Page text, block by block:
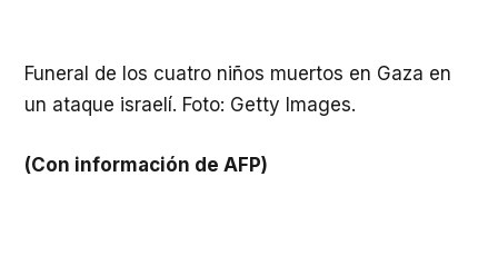
Funeral de los cuatro niños muertos en Gaza en
un ataque israelí. Foto: Getty Images.
(Con información de AFP)